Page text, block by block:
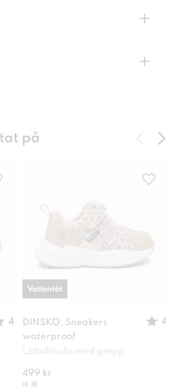
+
+
på
4
DINSKO, Sneakers
waterproof
4
Lättviktsula med grepp
499 kr
Vattentät